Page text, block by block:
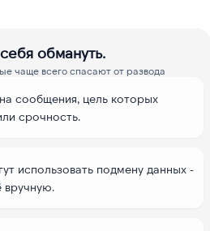
обмануть.
чаще всего спасают от развода
сообщения, цель которых
срочность.
использовать подмену данных -
вручную.